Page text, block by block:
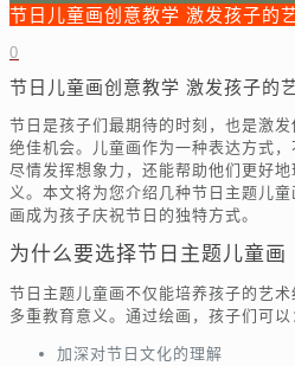
节日儿童画创意教学 激发孩子的
0
节日儿童画创意教学 激发孩子的
节日是孩子们最期待的时刻，也是激发
绝佳机会。儿童画作为一种表达方式
尽情发挥想象力，还能帮助他们更好地
义。本文将为您介绍几种节日主题儿
画成为孩子庆祝节日的独特方式。
为什么要选择节日主题儿童画
节日主题儿童画不仅能培养孩子的艺
多重教育意义。通过绘画，孩子们可以
加深对节日文化的理解